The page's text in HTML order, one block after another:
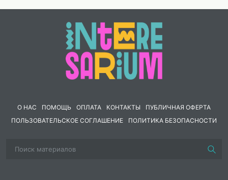
О НАС ПОМОЩЬ ОПЛАТА КОНТАКТЫ
ПУБЛИЧНАЯ ОФЕРТА
ПОЛЬЗОВАТЕЛЬСКОЕ СОГЛАШЕНИЕ
ПОЛИТИКА БЕЗОПАСНОСТИ